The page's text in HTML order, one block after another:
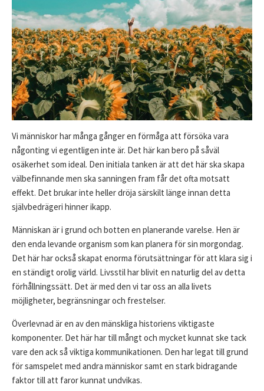
Vi människor har många gånger en förmåga att försöka vara
någonting vi egentligen inte är. Det här kan bero på såväl
osäkerhet som ideal. Den initiala tanken är att det här ska skapa
välbefinnande men ska sanningen fram får det ofta motsatt
effekt. Det brukar inte heller dröja särskilt länge innan detta
självbedrägeri hinner ikapp.
Människan är i grund och botten en planerande varelse. Hen är
den enda levande organism som kan planera för sin morgondag.
Det här har också skapat enorma förutsättningar för att klara sig i
en ständigt orolig värld. Livsstil har blivit en naturlig del av detta
förhållningssätt. Det är med den vi tar oss an alla livets
möjligheter, begränsningar och frestelser.
Överlevnad är en av den mänskliga historiens viktigaste
komponenter. Det här har till mångt och mycket kunnat ske tack
vare den ack så viktiga kommunikationen. Den har legat till grund
för samspelet med andra människor samt en stark bidragande
faktor till att faror kunnat undvikas.